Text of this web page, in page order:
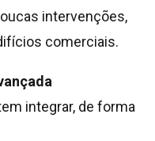
intervenções,
comerciais.
integrar, de forma